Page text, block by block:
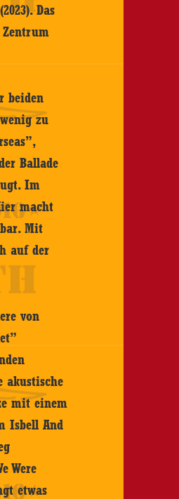
Das
Zentrum
beiden
zu
Ballade
Im
macht
Mit
auf der
von
akustische
mit einem
Isbell And
Were
etwas